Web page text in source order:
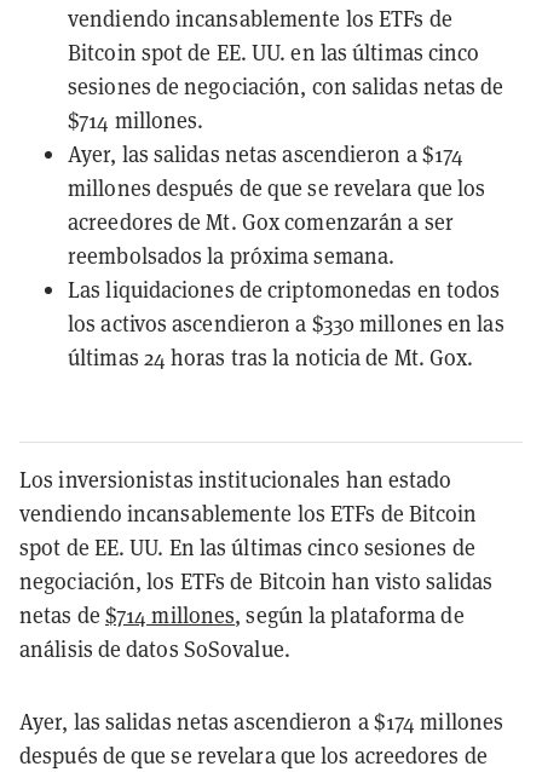
vendiendo incansablemente los ETFs de
Bitcoin spot de EE. UU. en las últimas cinco
sesiones de negociación, con salidas netas de
$714 millones.
Ayer, las salidas netas ascendieron a $174
millones después de que se revelara que los
acreedores de Mt. Gox comenzarán a ser
reembolsados la próxima semana.
Las liquidaciones de criptomonedas en todos
los activos ascendieron a $330 millones en las
últimas 24 horas tras la noticia de Mt. Gox.
Los inversionistas institucionales han estado
vendiendo incansablemente los ETFs de Bitcoin
spot de EE. UU. En las últimas cinco sesiones de
negociación, los ETFs de Bitcoin han visto salidas
netas de $714 millones, según la plataforma de
análisis de datos SoSovalue.
Ayer, las salidas netas ascendieron a $174 millones
después de que se revelara que los acreedores de